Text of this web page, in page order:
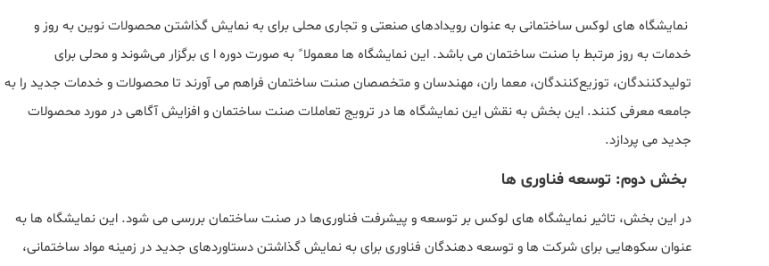
نمایشگاه های ﻟﻮﮐﺲ ﺳﺎﺧﺘﻤﺎنی ﺑﻪ ﻋﻨﻮان رویدادهای صنعتی و تجاری محلی برای به نمایش ﮔﺬاﺷﺘﻦ ﻣﺤﺼﻮﻻت ﻧﻮﯾﻦ ﺑﻪ روز و
ﺧﺪﻣﺎت به روز ﻣﺮﺗﺒﻂ ﺑﺎ ﺻﻨﺖ ﺳﺎﺧﺘﻤﺎن می باشد. این نمایشگاه ها ﻣﻌﻤﻮﻻ ً ﺑﻪ ﺻﻮرت دوره ا ی ﺑﺮﮔﺰار میﺷﻮﻧﺪ و ﻣﺤلی ﺑﺮای
تولیدﮐﻨﻨﺪﮔﺎن، توزیعﮐﻨﻨﺪﮔﺎن، ﻣﻌﻤﺎ ران، ﻣﻬﻨﺪﺳﺎن و ﻣﺘﺨﺼﺼﺎن ﺻﻨﺖ ﺳﺎﺧﺘﻤﺎن ﻓﺮاﻫﻢ می آورﻧﺪ ﺗﺎ ﻣﺤﺼﻮﻻت و ﺧﺪﻣﺎت ﺟﺪید را ﺑﻪ
ﺟﺎﻣﻌﻪ ﻣﻌﺮفی ﮐﻨﻨﺪ. این ﺑﺨﺶ ﺑﻪ ﻧﻘﺶ این نمایشگاه ها در ترویج تعاملات ﺻﻨﺖ ﺳﺎﺧﺘﻤﺎن و اﻓﺰایش آﮔﺎهی در ﻣﻮرد ﻣﺤﺼﻮﻻت
ﺟﺪید می ﭘﺮدازد.
ﺑﺨﺶ دوم: ﺗﻮﺳﻌﻪ ﻓﻨﺎوری ها
در این بخش، تاثیر نمایشگاه های ﻟﻮﮐﺲ ﺑﺮ ﺗﻮﺳﻌﻪ و پیشرفت فناوریﻫﺎ در ﺻﻨﺖ ﺳﺎﺧﺘﻤﺎن ﺑﺮرسی می ﺷﻮد. این نمایشگاه ها ﺑﻪ
ﻋﻨﻮان ﺳﮑﻮﻫﺎیی ﺑﺮای شرکت ها و توسعه دﻫﻨﺪﮔﺎن ﻓﻨﺎوری ﺑﺮای به نمایش ﮔﺬاﺷﺘﻦ دﺳﺘﺎوردﻫﺎی جدید در زمینه ﻣﻮاد ﺳﺎﺧﺘﻤﺎنی،